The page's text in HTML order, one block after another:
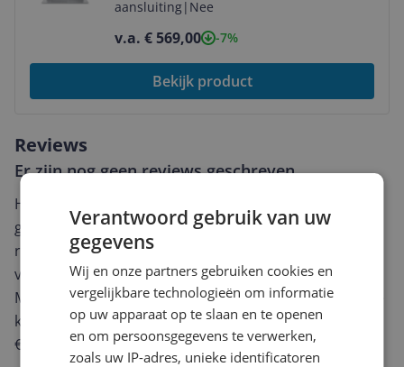
aansluiting| Nee
v.a. € 569,00 -7%
Bekijk product
Reviews
Er zijn nog geen reviews geschreven
Heb jij dit product in bezit en wil je graag je mening
geven? Start dan hieronder met het schrijven van je
review. Afhankelijk van de details duurt het schrijven
van een review gemiddeld tussen de 3 en 10 minuten.
Met jouw mening help je andere bezoekers een betere
keuze te maken én maak je iedere maand kans op
€250,-!
Klik hier voor de actievoorwaarden.
Verantwoord gebruik van uw
gegevens
Wij en onze partners gebruiken cookies en
vergelijkbare technologieën om informatie
op uw apparaat op te slaan en te openen
en om persoonsgegevens te verwerken,
zoals uw IP-adres, unieke identificatoren